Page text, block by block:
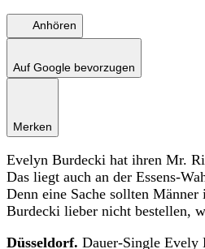
Anhören
Auf Google bevorzugen
Merken
Evelyn Burdecki hat ihren Mr.
Das liegt auch an der Essens-
Denn eine Sache sollten
Burdecki lieber nicht bestellen,
Düsseldorf. Dauer-Single Evely